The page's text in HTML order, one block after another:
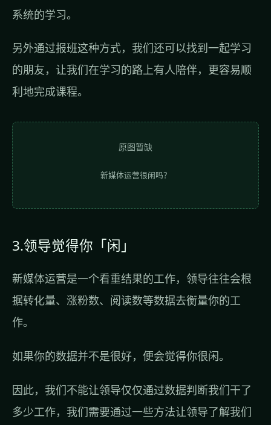
系统的学习。
另外通过报班这种方式，我们还可以找到一起学习
的朋友，让我们在学习的路上有人陪伴，更容易顺
利地完成课程。
原图暂缺
新媒体运营很闲吗？
3.领导觉得你「闲」
新媒体运营是一个看重结果的工作，领导往往会根
据转化量、涨粉数、阅读数等数据去衡量你的工
作。
如果你的数据并不是很好，便会觉得你很闲。
因此，我们不能让领导仅仅通过数据判断我们干了
多少工作，我们需要通过一些方法让领导了解我们